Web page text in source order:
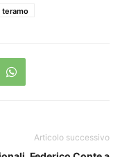
teramo
Articolo successivo